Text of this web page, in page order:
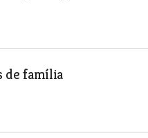
de família